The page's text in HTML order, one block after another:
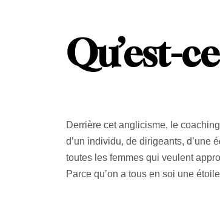
Qu’est-
Derrière cet anglicisme, le
d’un individu, de dirigeants, d’une
toutes les femmes qui veulent
Parce qu’on a tous en soi une